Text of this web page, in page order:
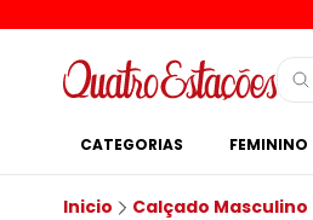
CATEGORIAS FEMININO
Inicio Calçado Masculino